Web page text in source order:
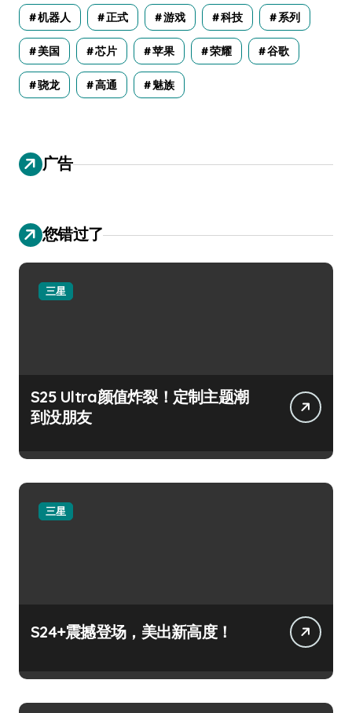
机器人 正式 游戏 科技 系列
美国 芯片 苹果 荣耀 谷歌
骁龙 高通 魅族
广告
您错过了
三星
S25 Ultra颜值炸裂！定制主题潮
到没朋友
三星
S24+震撼登场，美出新高度！